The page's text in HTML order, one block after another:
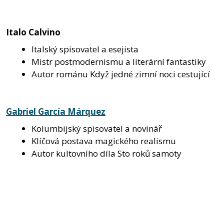
Italo Calvino
Italský spisovatel a esejista
Mistr postmodernismu a literární fantastiky
Autor románu Když jedné zimní noci cestující
Gabriel García Márquez
Kolumbijský spisovatel a novinář
Klíčová postava magického realismu
Autor kultovního díla Sto roků samoty